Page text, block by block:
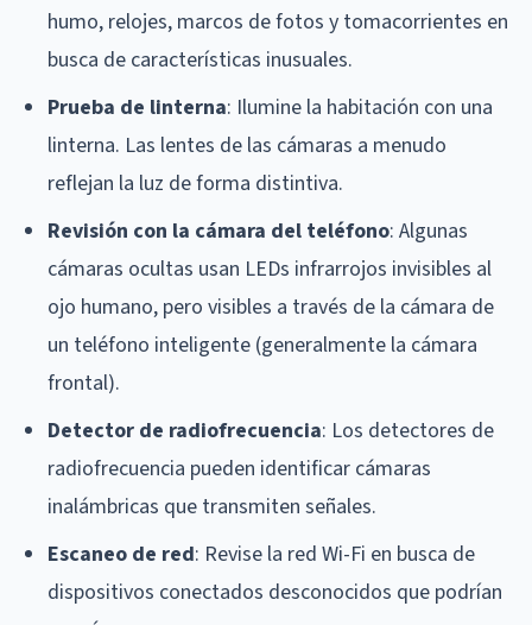
humo, relojes, marcos de fotos y tomacorrientes en
busca de características inusuales.
Prueba de linterna: Ilumine la habitación con una
linterna. Las lentes de las cámaras a menudo
reflejan la luz de forma distintiva.
Revisión con la cámara del teléfono: Algunas
cámaras ocultas usan LEDs infrarrojos invisibles al
ojo humano, pero visibles a través de la cámara de
un teléfono inteligente (generalmente la cámara
frontal).
Detector de radiofrecuencia: Los detectores de
radiofrecuencia pueden identificar cámaras
inalámbricas que transmiten señales.
Escaneo de red: Revise la red Wi-Fi en busca de
dispositivos conectados desconocidos que podrían